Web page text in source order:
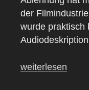
der
wurde praktisch
„Literatur-
weiterlesen